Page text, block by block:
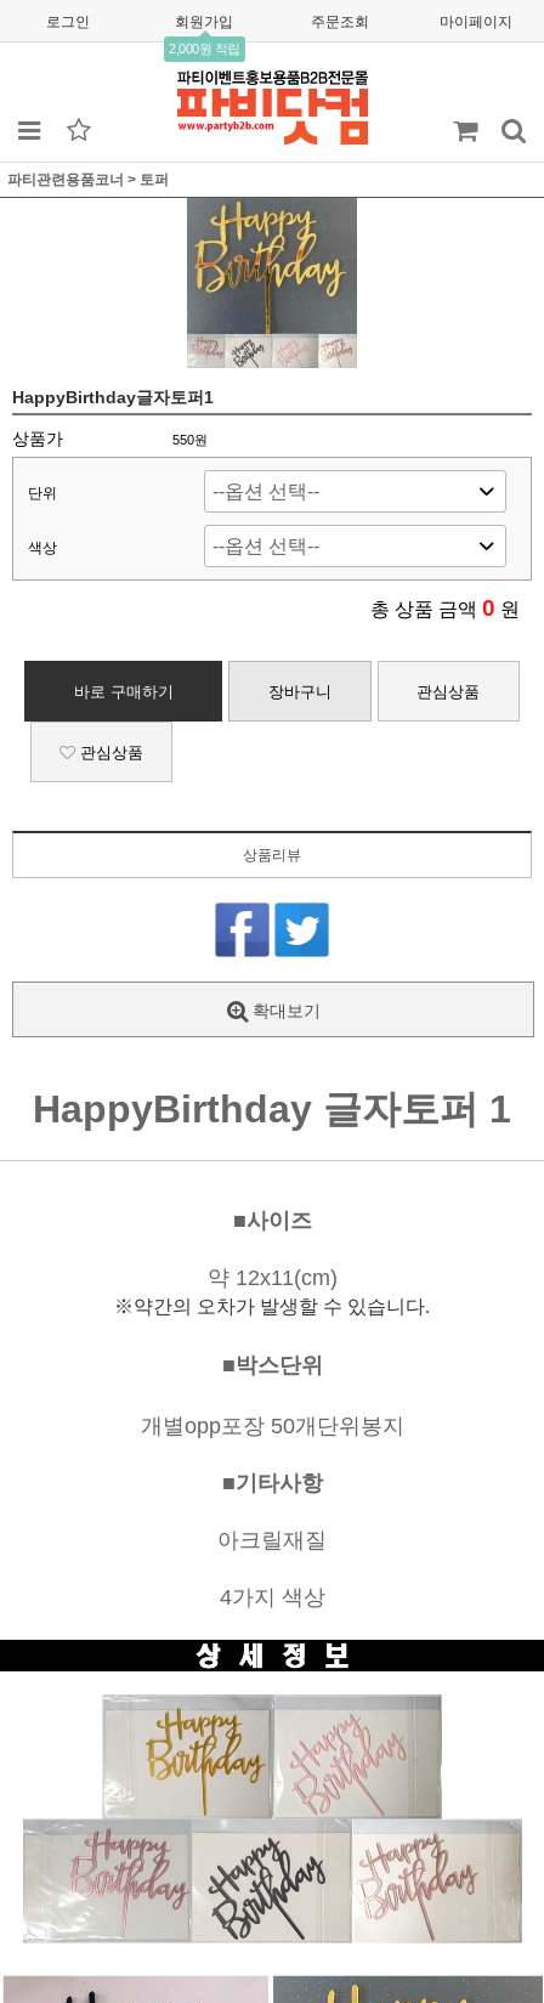
로그인 회원가입
2,000원 적립
주문조회 마이페이지
파티관련용품코너 > 토퍼
HappyBirthday글자토퍼1
상품가 550원
단위
색상
총 상품 금액 0 원
바로 구매하기 장바구니 관심상품
관심상품
상품리뷰
확대보기
HappyBirthday 글자토퍼 1
■사이즈
약 12x11(cm)
※약간의 오차가 발생할 수 있습니다.
■박스단위
개별opp포장 50개단위봉지
■기타사항
아크릴재질
4가지 색상